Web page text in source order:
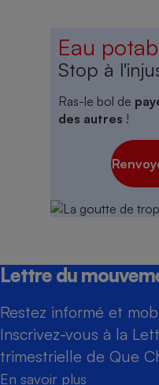
Eau
Stop à
Ras-le bol de
des autres !
Lettre du
Restez informé et
Inscrivez-vous à la
trimestrielle de Que
En savoir plus